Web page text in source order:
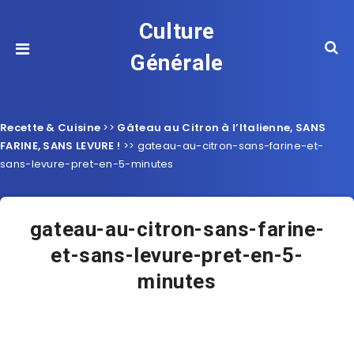
Culture
Générale
Recette & Cuisine >> Gâteau au Citron à l’Italienne, SANS
FARINE, SANS LEVURE ! >> gateau-au-citron-sans-farine-et-
sans-levure-pret-en-5-minutes
gateau-au-citron-sans-farine-
et-sans-levure-pret-en-5-
minutes